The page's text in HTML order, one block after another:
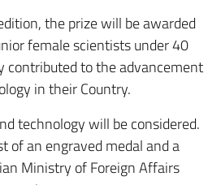
the prize will be awarded
female scientists under 40
contributed to the advancement
in their Country.
technology will be considered.
of an engraved medal and a
Ministry of Foreign Affairs